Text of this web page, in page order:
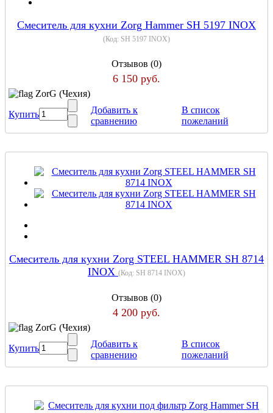
Cмеситель для кухни Zorg Hammer SH 5197 INOX
(Код: SH 5197 INOX)
Отзывов (0)
6 150 руб.
ZorG (Чехия)
Купить
Добавить к
сравнению
В список
пожеланий
Cмеситель для кухни Zorg STEEL HAMMER SH 8714
INOX (Код: SH 8714 INOX)
Отзывов (0)
4 200 руб.
ZorG (Чехия)
Купить
Добавить к
сравнению
В список
пожеланий